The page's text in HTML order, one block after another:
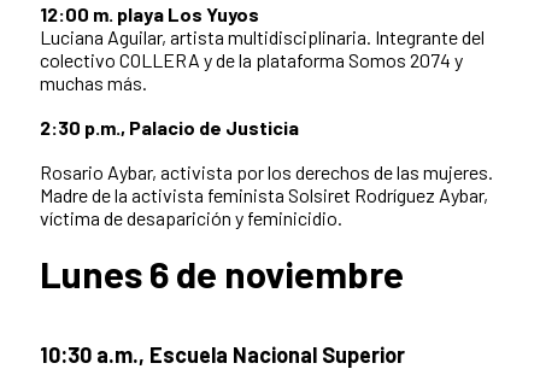
12:00 m. playa Los Yuyos
Luciana Aguilar, artista multidisciplinaria. Integrante del
colectivo COLLERA y de la plataforma Somos 2074 y
muchas más.
2:30 p.m., Palacio de Justicia
Rosario Aybar, activista por los derechos de las mujeres.
Madre de la activista feminista Solsiret Rodríguez Aybar,
víctima de desaparición y feminicidio.
Lunes 6 de noviembre
10:30 a.m., Escuela Nacional Superior